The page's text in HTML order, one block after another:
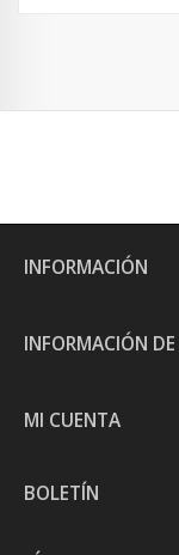
INFORMACIÓN
INFORMACIÓN
MI CUENTA
BOLETÍN